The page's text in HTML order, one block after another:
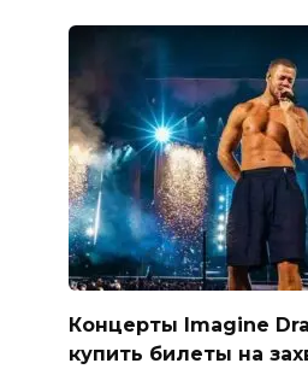
Концерты Imagine
купить билеты на